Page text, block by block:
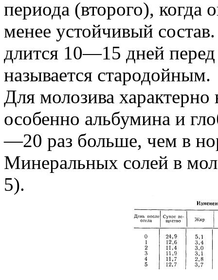
периода (второго),
менее устойчивый
длится 10—15 дней
называется стародойным.
Для молозива
особенно альбумина и
—20 раз больше, чем в
Минеральных солей в
5).